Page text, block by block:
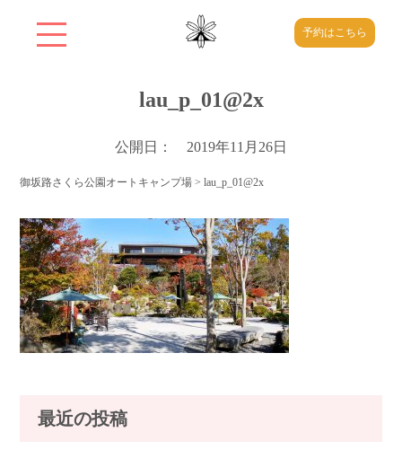
予約はこちら
lau_p_01@2x
公開日： 2019年11月26日
御坂路さくら公園オートキャンプ場 >lau_p_01@2x
最近の投稿